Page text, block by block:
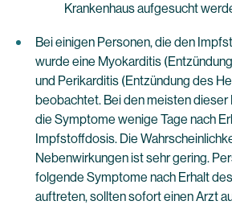
Krankenhaus aufgesucht
Bei einigen Personen, die den
wurde eine Myokarditis
und Perikarditis (Entzündung des
beobachtet. Bei den meisten dieser
die Symptome wenige Tage nach
Impfstoffdosis. Die
Nebenwirkungen ist sehr gering.
folgende Symptome nach Erhalt
auftreten, sollten sofort einen Arzt